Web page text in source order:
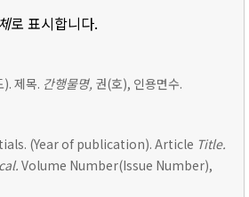
로 표시합니다.
제목. 간행물명, 권(호), 인용면수.
(Year of publication). Article Title.
Volume Number(Issue Number),